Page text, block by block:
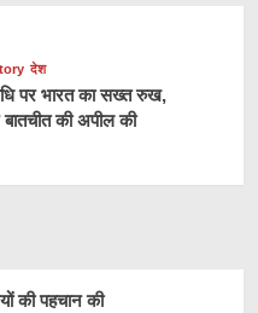
देश
पर भारत का सख्त रुख,
बातचीत की अपील की
की पहचान की